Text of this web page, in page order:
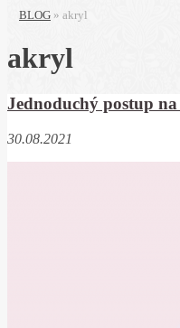
BLOG » akryl
akryl
Jednoduchý postup
30.08.2021